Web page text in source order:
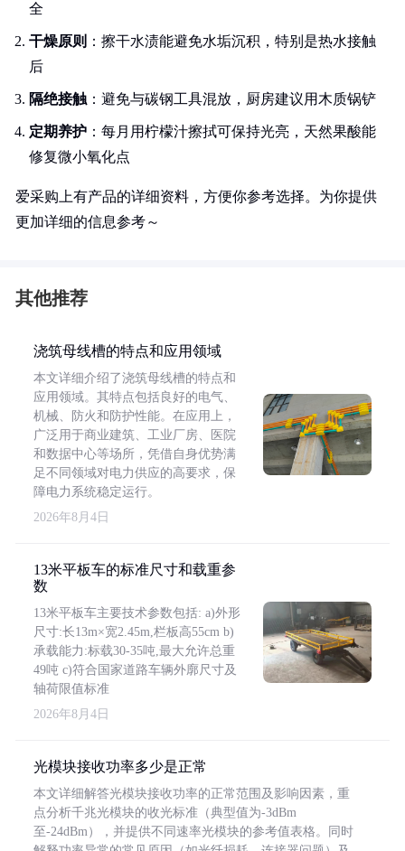
全
干燥原则 ：擦干水渍能避免水垢沉积，特别是热水接触
后
隔绝接触 ：避免与碳钢工具混放，厨房建议用木质锅铲
定期养护 ：每月用柠檬汁擦拭可保持光亮，天然果酸能
修复微小氧化点
爱采购上有产品的详细资料，方便你参考选择。为你提供
更加详细的信息参考～
其他推荐
浇筑母线槽的特点和应用领域
本文详细介绍了浇筑母线槽的特点和
应用领域。其特点包括良好的电气、
机械、防火和防护性能。在应用上，
广泛用于商业建筑、工业厂房、医院
和数据中心等场所，凭借自身优势满
足不同领域对电力供应的高要求，保
障电力系统稳定运行。
2026年8月4日
13米平板车的标准尺寸和载重参
数
13米平板车主要技术参数包括: a)外形
尺寸:长13m×宽2.45m,栏板高55cm b)
承载能力:标载30-35吨,最大允许总重
49吨 c)符合国家道路车辆外廓尺寸及
轴荷限值标准
2026年8月4日
光模块接收功率多少是正常
本文详细解答光模块接收功率的正常范围及影响因素，重
点分析千兆光模块的收光标准（典型值为-3dBm
至-24dBm），并提供不同速率光模块的参考值表格。同时